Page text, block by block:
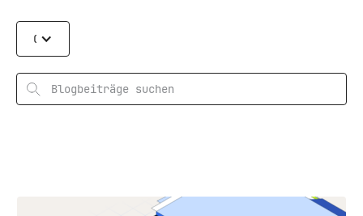
Categories
Suchen